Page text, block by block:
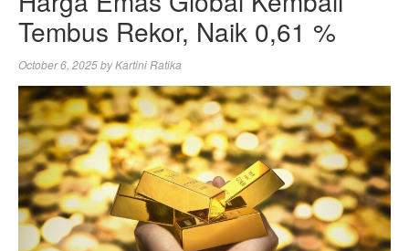
Tembus Rekor, Naik 0,61 %
October 6, 2025byKartini Ratika